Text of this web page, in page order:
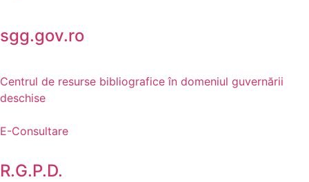
sgg.gov.ro
Centrul de resurse bibliografice în domeniul guvernării
deschise
E-Consultare
R.G.P.D.